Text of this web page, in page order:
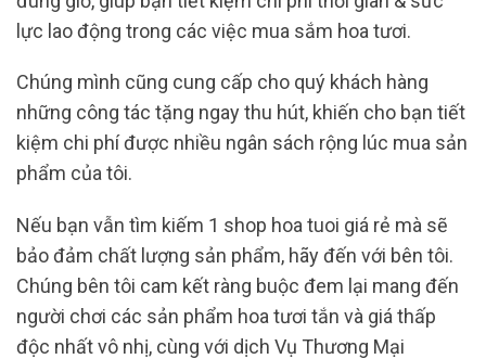
lực lao động trong các việc mua sắm hoa tươi.
Chúng mình cũng cung cấp cho quý khách hàng
những công tác tặng ngay thu hút, khiến cho bạn tiết
kiệm chi phí được nhiều ngân sách rộng lúc mua sản
phẩm của tôi.
Nếu bạn vẫn tìm kiếm 1 shop hoa tuoi giá rẻ mà sẽ
bảo đảm chất lượng sản phẩm, hãy đến với bên tôi.
Chúng bên tôi cam kết ràng buộc đem lại mang đến
người chơi các sản phẩm hoa tươi tắn và giá thấp
độc nhất vô nhị, cùng với dịch Vụ Thương Mại